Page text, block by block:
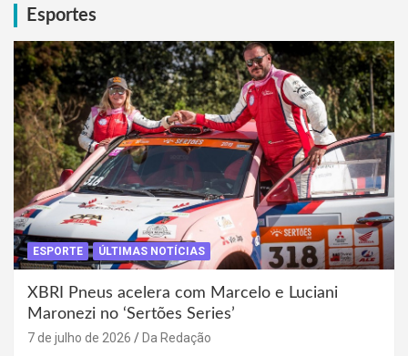
Esportes
ESPORTE ÚLTIMAS NOTÍCIAS
XBRI Pneus acelera com Marcelo e Luciani
Maronezi no ‘Sertões Series’
7 de julho de 2026 Da Redação